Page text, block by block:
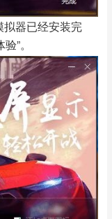
器已经安装完
”。